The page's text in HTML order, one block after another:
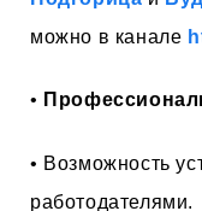
можно в канале
•
• Возможность
работодателями.